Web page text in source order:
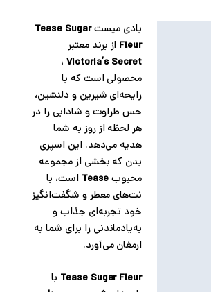
بادی میستTease Sugar
Fleur از برند معتبر
Victoria’s Secret ،
محصولی است که با
رایحه‌ای شیرین و دلنشین،
حس طراوت و شادابی را در
هر لحظه از روز به شما
هدیه می‌دهد. این اسپری
بدن که بخشی از مجموعه
محبوبTease است، با
نت‌های معطر و شگفت‌انگیز
خود تجربه‌ای جذاب و
به‌یادماندنی را برای شما به
ارمغان می‌آورد.
Tease Sugar Fleur با